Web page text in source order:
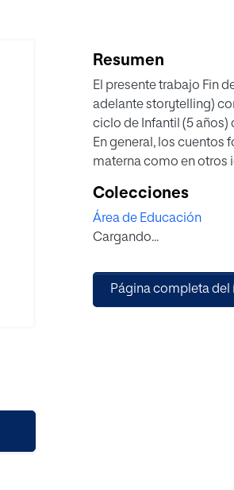
Resumen
El presente trabajo Fin
adelante storytelling)
ciclo de Infantil (5 años)
En general, los cuentos
materna como en otros
el aprendizaje de nuevo
del uso del cuento, se
las etapas más
se ha retomado como
los niveles de la
Colecciones
Área de Educación
Cargando...
Página completa del